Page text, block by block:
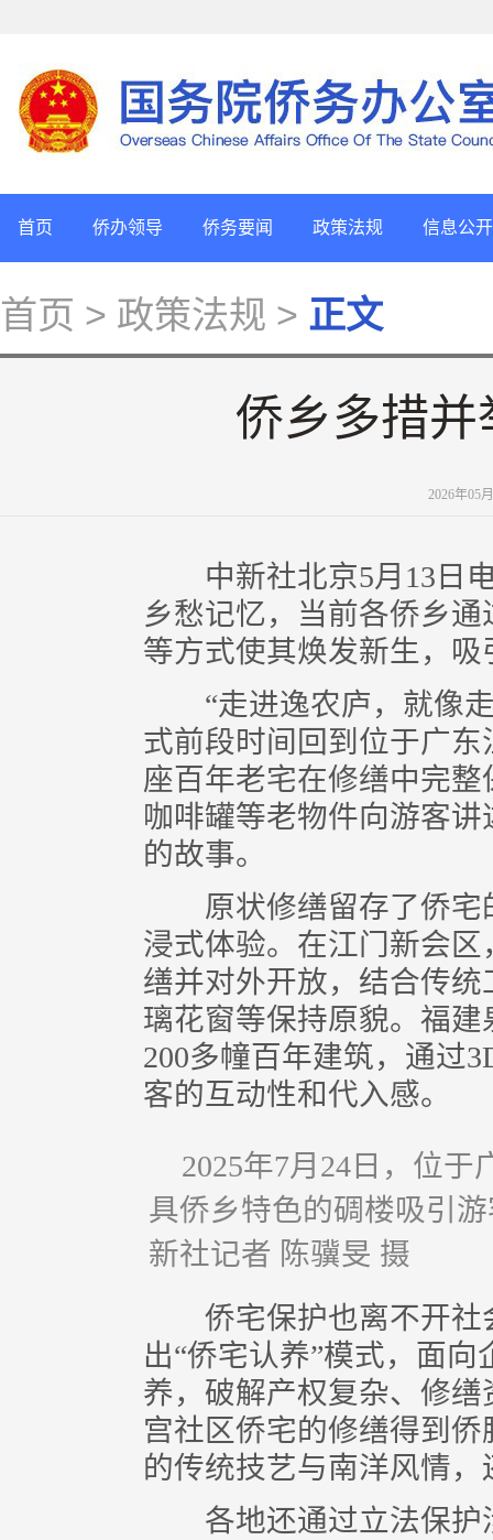
首页 侨办领导 侨务要闻 政策法规 信息公开
首页 > 政策法规 > 正文
侨乡多措
2026年05
中新社北京5月13日电
乡愁记忆，当前各侨乡
等方式使其焕发新生，
“走进逸农庐，就像走
式前段时间回到位于广
座百年老宅在修缮中完
咖啡罐等老物件向游客
的故事。
原状修缮留存了侨宅
浸式体验。在江门新会
缮并对外开放，结合传
璃花窗等保持原貌。福
200多幢百年建筑，通过
客的互动性和代入感。
2025年7月24日，位
具侨乡特色的碉楼吸
新社记者 陈骥旻 摄
侨宅保护也离不开社
出“侨宅认养”模式，面
养，破解产权复杂、修
宫社区侨宅的修缮得到
的传统技艺与南洋风情
各地还通过立法保护